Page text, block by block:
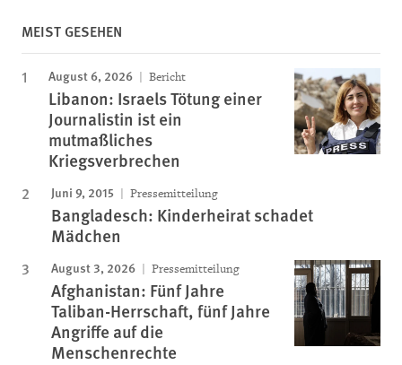
MEIST GESEHEN
August 6, 2026 Bericht
Libanon: Israels Tötung einer
Journalistin ist ein
mutmaßliches
Kriegsverbrechen
Juni 9, 2015 Pressemitteilung
Bangladesch: Kinderheirat schadet
Mädchen
August 3, 2026 Pressemitteilung
Afghanistan: Fünf Jahre
Taliban-Herrschaft, fünf Jahre
Angriffe auf die
Menschenrechte